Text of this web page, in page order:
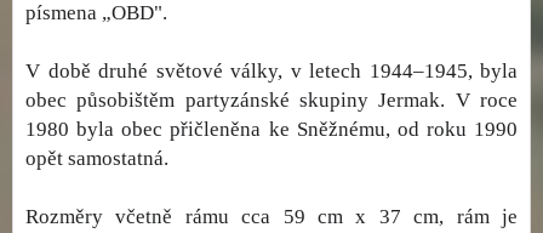
písmena „OBD".
V době druhé světové války, v letech 1944–1945, byla
obec působištěm partyzánské skupiny Jermak. V roce
1980 byla obec přičleněna ke Sněžnému, od roku 1990
opět samostatná.
Rozměry včetně rámu cca 59 cm x 37 cm, rám je